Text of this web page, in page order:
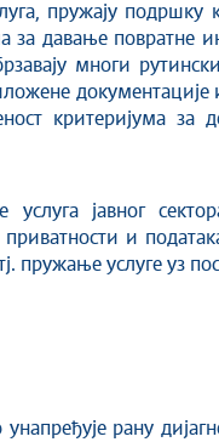
пружају
за давање повратне
многи
критеријума
јавног
и
пружање услуге уз
рану